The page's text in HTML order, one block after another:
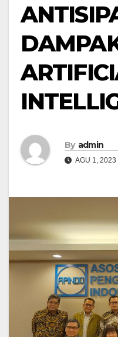
By admin
AGU 1, 2023